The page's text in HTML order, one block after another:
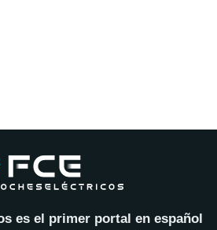
es el primer portal en español